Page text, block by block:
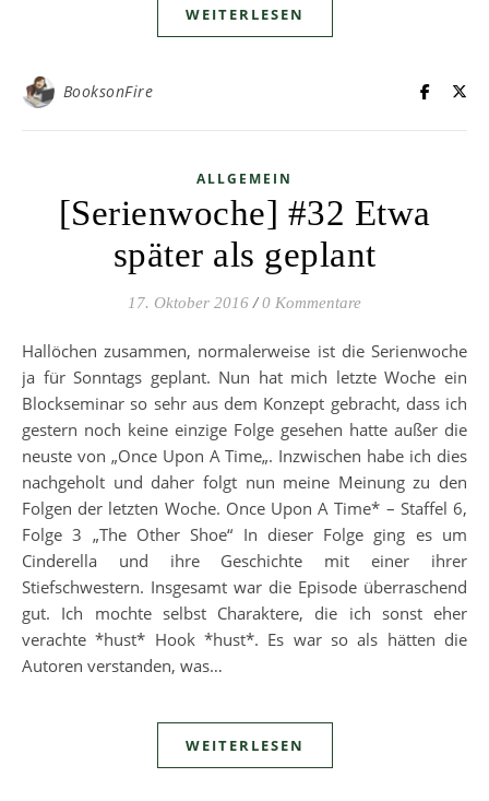
WEITERLESEN
BooksonFire
ALLGEMEIN
[Serienwoche] #32 Etwa
später als geplant
17. Oktober 2016 / 0 Kommentare
Hallöchen zusammen, normalerweise ist die Serienwoche
ja für Sonntags geplant. Nun hat mich letzte Woche ein
Blockseminar so sehr aus dem Konzept gebracht, dass ich
gestern noch keine einzige Folge gesehen hatte außer die
neuste von „Once Upon A Time„. Inzwischen habe ich dies
nachgeholt und daher folgt nun meine Meinung zu den
Folgen der letzten Woche. Once Upon A Time* – Staffel 6,
Folge 3 „The Other Shoe“ In dieser Folge ging es um
Cinderella und ihre Geschichte mit einer ihrer
Stiefschwestern. Insgesamt war die Episode überraschend
gut. Ich mochte selbst Charaktere, die ich sonst eher
verachte *hust* Hook *hust*. Es war so als hätten die
Autoren verstanden, was…
WEITERLESEN